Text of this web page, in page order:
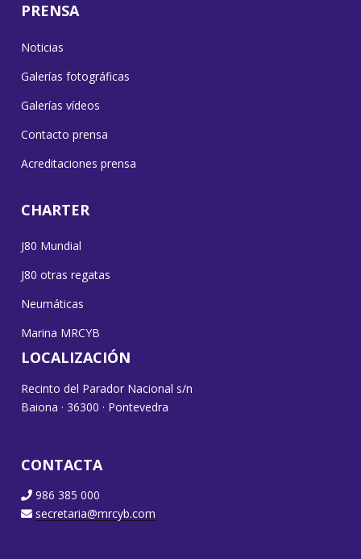
PRENSA
Noticias
Galerías fotográficas
Galerías vídeos
Contacto prensa
Acreditaciones prensa
CHARTER
J80 Mundial
J80 otras regatas
Neumáticas
Marina MRCYB
LOCALIZACIÓN
Recinto del Parador Nacional s/n
Baiona · 36300 · Pontevedra
CONTACTA
986 385 000
secretaria@mrcyb.com